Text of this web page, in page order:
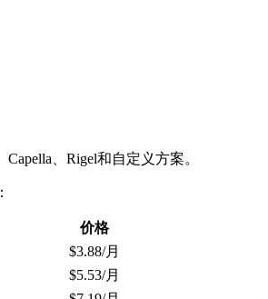
、Rigel和自定义方案。
价格
$3.88/月
$5.53/月